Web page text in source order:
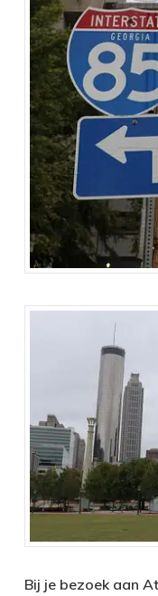
Bij je bezoek aan